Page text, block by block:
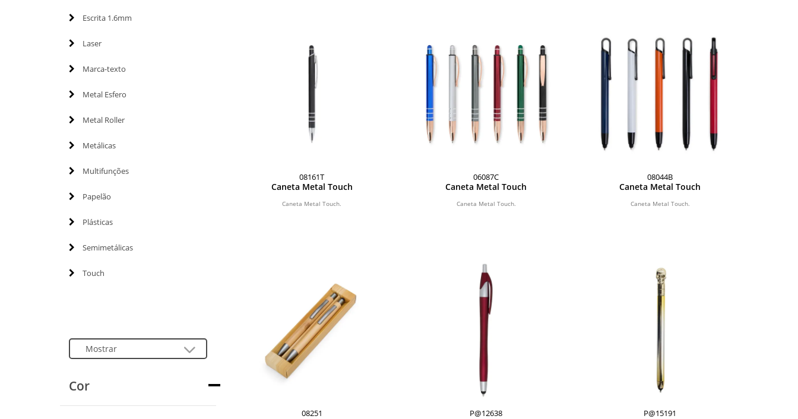
Escrita 1.6mm
Laser
Marca-texto
Metal Esfero
Metal Roller
Metálicas
Multifunções
Papelão
Plásticas
Semimetálicas
Touch
Cor
08161T
Caneta Metal Touch
Caneta Metal Touch.
06087C
Caneta Metal Touch
Caneta Metal Touch.
08044B
Caneta Metal Touch
Caneta Metal Touch.
08251 P@12638 P@15191